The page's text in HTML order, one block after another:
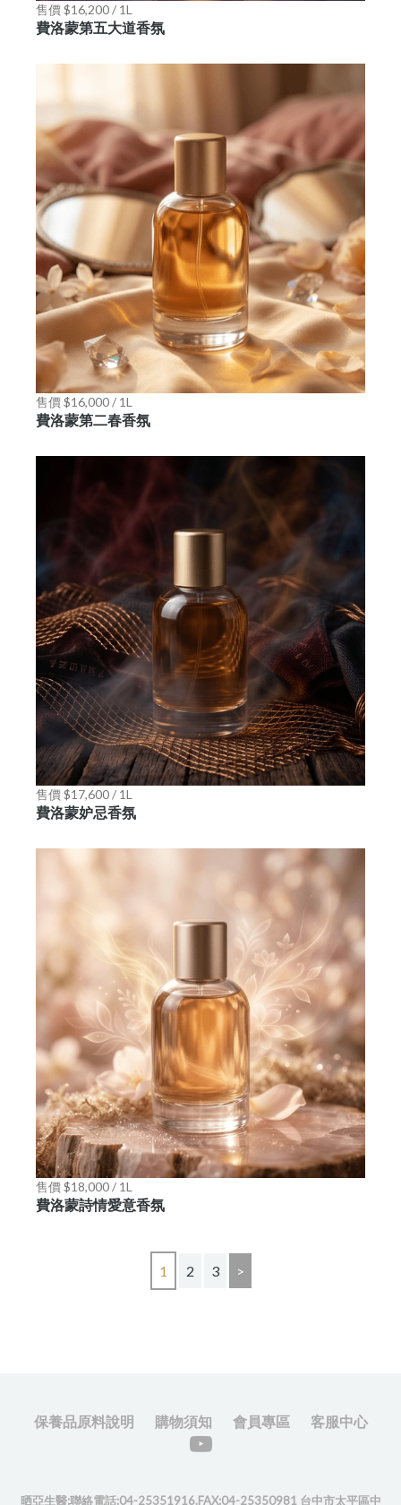
售價 $16,200 / 1L
費洛蒙第五大道香氛
售價 $16,000 / 1L
費洛蒙第二春香氛
售價 $17,600 / 1L
費洛蒙妒忌香氛
售價 $18,000 / 1L
費洛蒙詩情愛意香氛
1 2 3 >
保養品原料說明 購物須知 會員專區 客服中心
晒亞生醫:聯絡電話:04-25351916.FAX:04-25350981 台中市太平區中